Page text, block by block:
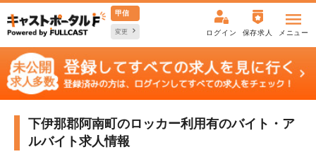
甲信
変更 ログイン 保存求人 メニュー
下伊那郡阿南町のロッカー利用有のバイト・ア
ルバイト求人情報